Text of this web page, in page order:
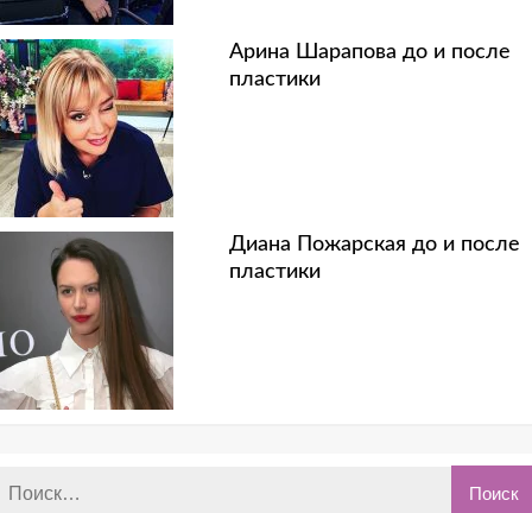
Арина Шарапова до и после
пластики
Диана Пожарская до и после
пластики